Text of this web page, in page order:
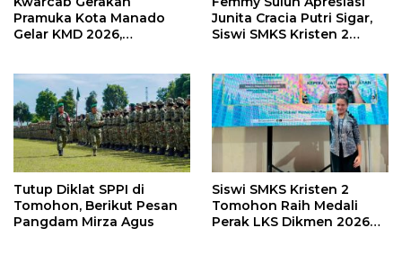
Pramuka Kota Manado
Gelar KMD 2026,
Pramuka
Junita Cracia Putri Sigar,
Siswi SMKS Kristen 2
Nasional 2026
Tutup Diklat SPPI di
Tomohon, Berikut Pesan
Pangdam Mirza Agus
Siswi SMKS Kristen 2
Tomohon Raih Medali
Perak LKS Dikmen 2026